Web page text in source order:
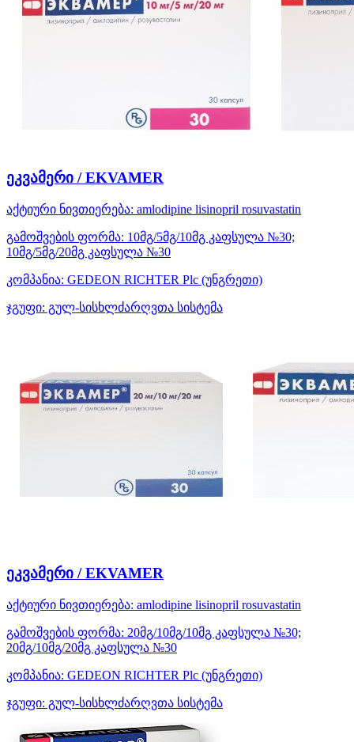
ეკვამერი / EKVAMER
აქტიური ნივთიერება: amlodipine lisinopril rosuvastatin
გამოშვების ფორმა: 10მგ/5მგ/10მგ კაფსულა №30;
10მგ/5მგ/20მგ კაფსულა №30
კომპანია: GEDEON RICHTER Plc (უნგრეთი)
ჯგუფი: გულ-სისხლძარღვთა სისტემა
ეკვამერი / EKVAMER
აქტიური ნივთიერება: amlodipine lisinopril rosuvastatin
გამოშვების ფორმა: 20მგ/10მგ/10მგ კაფსულა №30;
20მგ/10მგ/20მგ კაფსულა №30
კომპანია: GEDEON RICHTER Plc (უნგრეთი)
ჯგუფი: გულ-სისხლძარღვთა სისტემა